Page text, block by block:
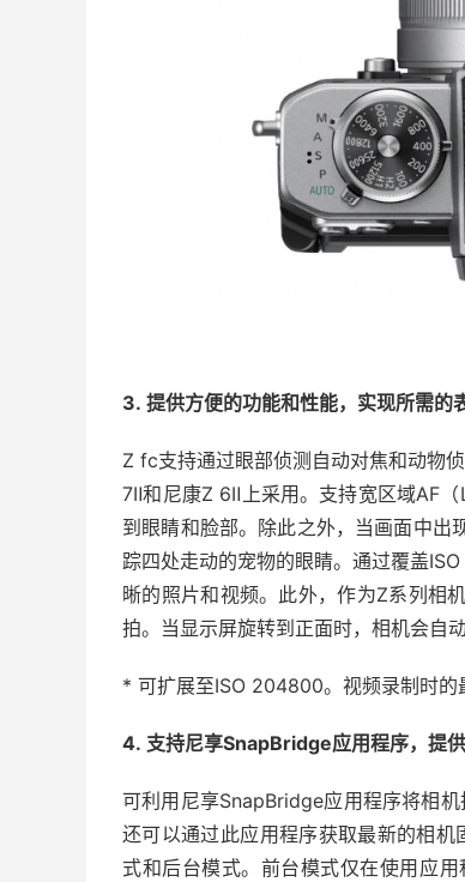
3. 提供方便的功能和性能，实现所需的
Z fc支持通过眼部侦测自动对焦和动物
7Ⅱ和尼康Z 6Ⅱ上采用。支持宽区域AF
到眼睛和脸部。除此之外，当画面中出
踪四处走动的宠物的眼睛。通过覆盖
晰的照片和视频。此外，作为Z系列相
拍。当显示屏旋转到正面时，相机会自
* 可扩展至ISO 204800。视频录制时的
4. 支持尼享SnapBridge应用程序，提
可利用尼享SnapBridge应用程序将相
还可以通过此应用程序获取最新的相
式和后台模式。前台模式仅在使用应